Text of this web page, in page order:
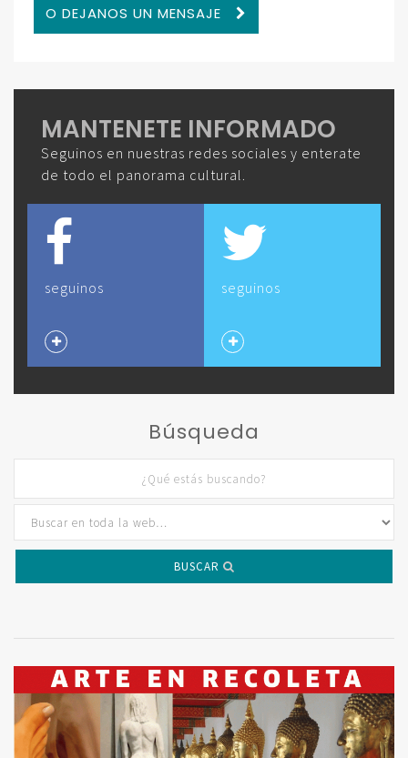
O DEJANOS UN MENSAJE
MANTENETE INFORMADO
Seguinos en nuestras redes sociales y enterate
de todo el panorama cultural.
seguinos seguinos
Búsqueda
BUSCAR